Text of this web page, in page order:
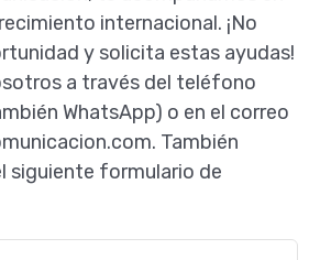
internacional. ¡No
y solicita estas ayudas!
a través del teléfono
WhatsApp) o en el correo
También
siguiente formulario de